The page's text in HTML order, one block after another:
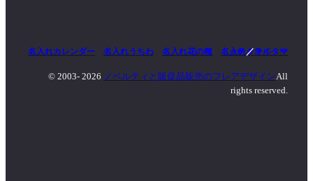
名入れカレンダー 名入れうちわ 名入れ花の種 名入れタオル
マッチ／ライター
© 2003- 2026 ノベルティと販促品販売のフレアデザインAll
rights reserved.